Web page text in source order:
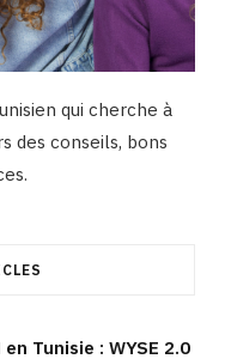
qui cherche à
des conseils, bons
Tunisie : WYSE 2.0